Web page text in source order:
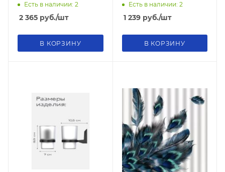
Есть в наличии: 2
2 365 руб./шт
В КОРЗИНУ
Есть в наличии: 2
1 239руб./шт
В КОРЗИНУ